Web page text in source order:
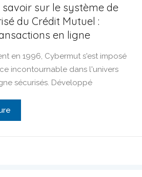
sur le système de
du Crédit Mutuel :
en ligne
en 1996, Cybermut s'est imposé
incontournable dans l'univers
sécurisés. Développé